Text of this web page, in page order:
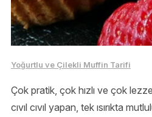
Yoğurtlu ve Çilekli Muffin Tarifi
Çok pratik, çok hızlı ve çok
cıvıl cıvıl yapan, tek ısırıkta